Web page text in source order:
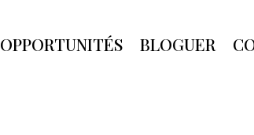
OPPORTUNITÉS BLOGUER